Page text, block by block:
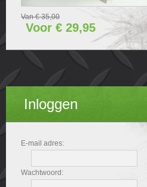
Van € 35,00
Voor € 29,95
Inloggen
E-mail adres:
Wachtwoord: